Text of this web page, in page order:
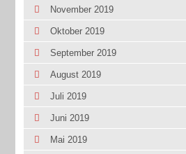
November 2019
Oktober 2019
September 2019
August 2019
Juli 2019
Juni 2019
Mai 2019